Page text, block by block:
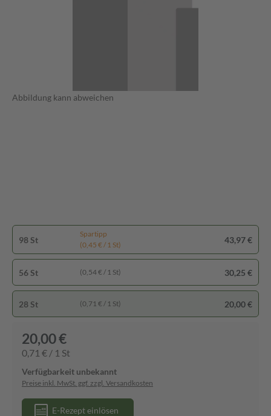
Abbildung kann abweichen
98 St
Spartipp
(0,45 € / 1 St)
43,97 €
56 St (0,54 € / 1 St) 30,25 €
28 St (0,71 € / 1 St) 20,00 €
20,00 €
0,71 € / 1 St
Verfügbarkeit unbekannt
Preise inkl. MwSt. ggf. zzgl. Versandkosten
E-Rezept einlösen